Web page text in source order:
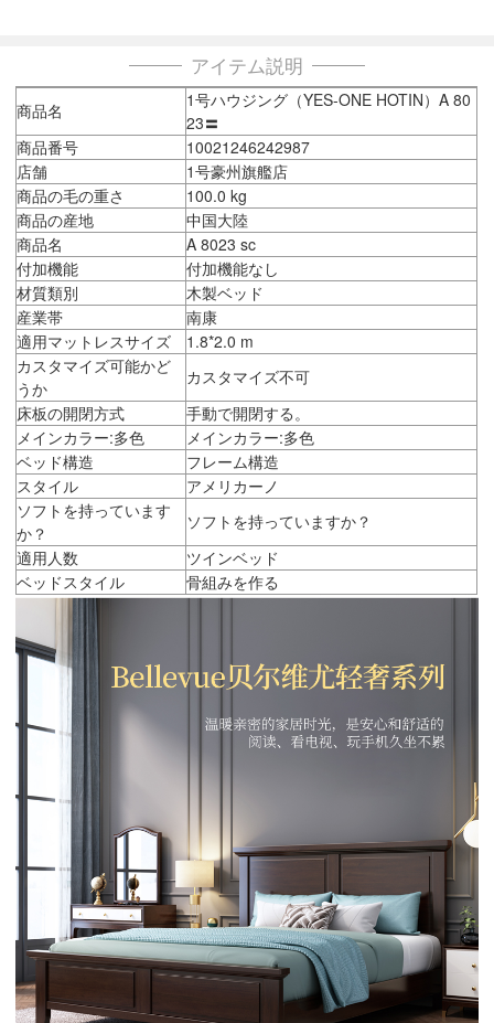
アイテム説明
商品名
1号ハウジング（YES-ONE HOTIN）A 80
23〓
商品番号
10021246242987
店舗
1号豪州旗艦店
商品の毛の重さ
100.0 kg
商品の産地
中国大陸
商品名
A 8023 sc
付加機能
付加機能なし
材質類別
木製ベッド
産業帯
南康
適用マットレスサイズ
1.8*2.0 m
カスタマイズ可能かど
うか
カスタマイズ不可
床板の開閉方式
手動で開閉する。
メインカラー:多色
メインカラー:多色
ベッド構造
フレーム構造
スタイル
アメリカーノ
ソフトを持っています
か？
ソフトを持っていますか？
適用人数
ツインベッド
ベッドスタイル
骨組みを作る